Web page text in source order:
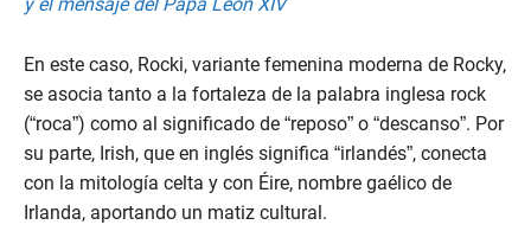
En este caso, Rocki, variante femenina moderna de Rocky,
se asocia tanto a la fortaleza de la palabra inglesa rock
(“roca”) como al significado de “reposo” o “descanso”. Por
su parte, Irish, que en inglés significa “irlandés”, conecta
con la mitología celta y con Éire, nombre gaélico de
Irlanda, aportando un matiz cultural.